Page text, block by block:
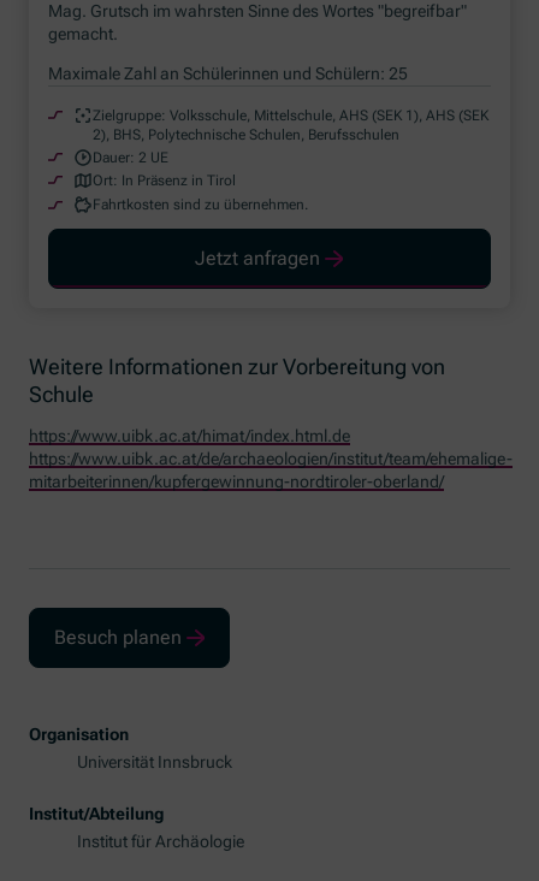
Mag. Grutsch im wahrsten Sinne des Wortes "begreifbar"
gemacht.
Maximale Zahl an Schülerinnen und Schülern: 25
Zielgruppe: Volksschule, Mittelschule, AHS (SEK 1), AHS (SEK
2), BHS, Polytechnische Schulen, Berufsschulen
Dauer: 2 UE
Ort: In Präsenz in Tirol
Fahrtkosten sind zu übernehmen.
Jetzt anfragen
Weitere Informationen zur Vorbereitung von
Schule
https://www.uibk.ac.at/himat/index.html.de
https://www.uibk.ac.at/de/archaeologien/institut/team/ehemalige-
mitarbeiterinnen/kupfergewinnung-nordtiroler-oberland/
Besuch planen
Organisation
Universität Innsbruck
Institut/Abteilung
Institut für Archäologie